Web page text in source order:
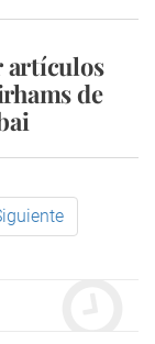
artículos
de